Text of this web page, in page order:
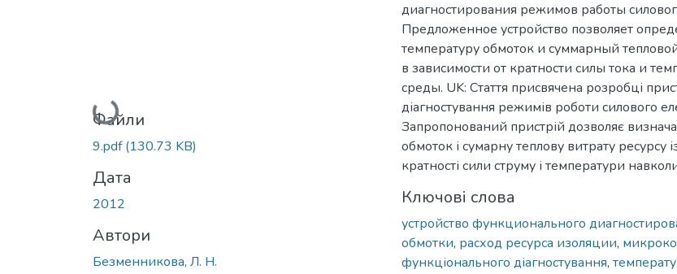
Вантажиться...
Файли
9.pdf(130.73 KB)
Дата
2012
Автори
Безменникова, Л. Н.
диагностирования режимов работы
Предложенное устройство позволяет
температуру обмоток и суммарный
в зависимости от кратности силы тока и
среды. UK: Стаття присвячена розробці
діагностування режимів роботи силового
Запропонований пристрій дозволяє
обмоток і сумарну теплову витрату ресурсу
кратності сили струму і температури
Ключові слова
устройство функционального
обмотки, расход ресурса изоляции,
функціонального діагностування,